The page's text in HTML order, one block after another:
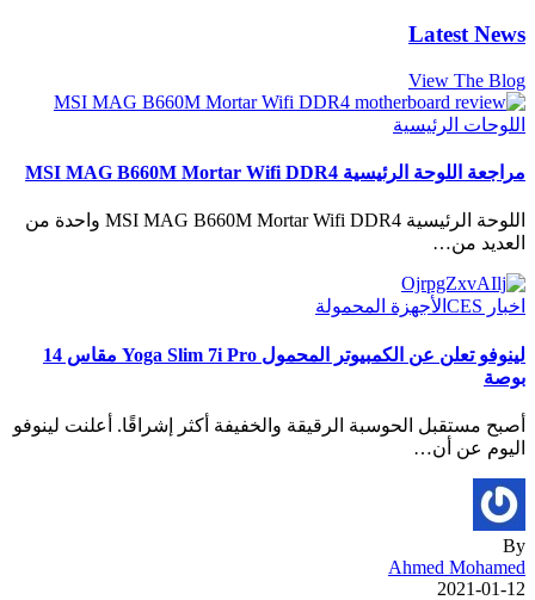
Latest News
View The Blog
اللوحات الرئيسية
مراجعة اللوحة الرئيسية MSI MAG B660M Mortar Wifi DDR4
اللوحة الرئيسية MSI MAG B660M Mortar Wifi DDR4 واحدة من
العديد من…
اخبار CES الأجهزة المحمولة
لينوفو تعلن عن الكمبيوتر المحمول Yoga Slim 7i Pro مقاس 14
بوصة
أصبح مستقبل الحوسبة الرقيقة والخفيفة أكثر إشراقًا. أعلنت لينوفو
اليوم عن أن…
By
Ahmed Mohamed
2021-01-12